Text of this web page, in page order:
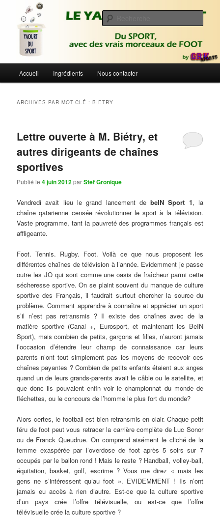
contenu
contenu
secondaireLe Yaourt du Sport
Du sport avec des vrais morceaux de foot | Gronique's Sports Blog
principal
Accueil Ingrédients Nous contacter
ARCHIVES PAR MOT-CLÉ :BIETRY
Lettre ouverte à M. Biétry, et
autres dirigeants de chaînes
sportives
Publié le4 juin 2012parStef Gronique
Vendredi avait lieu le grand lancement debeIN Sport 1, la
chaîne qatarienne censée révolutionner le sport à la télévision.
Vaste programme, tant la pauvreté des programmes français est
affligeante.
Foot. Tennis. Rugby. Foot. Voilà ce que nous proposent les
différentes chaînes de télévision à l’année. Evidemment je passe
outre les JO qui sont comme une oasis de fraîcheur parmi cette
sécheresse sportive. On se plaint souvent du manque de culture
sportive des Français, il faudrait surtout chercher la source du
problème. Comment apprendre à connaître et apprécier un sport
s’il n’est pas retransmis ? Il existe des chaînes avec de la
matière sportive (Canal +, Eurosport, et maintenant les BeIN
Sport), mais combien de petits, garçons et filles, n’auront jamais
l’occasion d’étendre leur champ de connaissance car leurs
parents n’ont tout simplement pas les moyens de recevoir ces
chaînes payantes ? Combien de petits enfants étaient aux anges
quand un de leurs grands-parents avait le câble ou le satellite, et
que donc ils pouvaient enfin voir le championnat du monde de
fléchettes, ou le concours de l’homme le plus fort du monde?
Alors certes, le football est bien retransmis en clair. Chaque petit
féru de foot peut vous retracer la carrière complète de Luc Sonor
ou de Franck Queudrue. On comprend aisément le cliché de la
femme exaspérée par l’overdose de foot après 5 soirs sur 7
occupés par le ballon rond ! Mais le reste ? Handball, volley-ball,
équitation, basket, golf, escrime ? Vous me direz « mais les
gens ne s’intéressent qu’au foot ». EVIDEMMENT ! Ils n’ont
jamais eu accès à rien d’autre. Est-ce que la culture sportive
d’un pays crée l’offre télévisuelle, ou est-ce que l’offre
télévisuelle crée la culture sportive ?